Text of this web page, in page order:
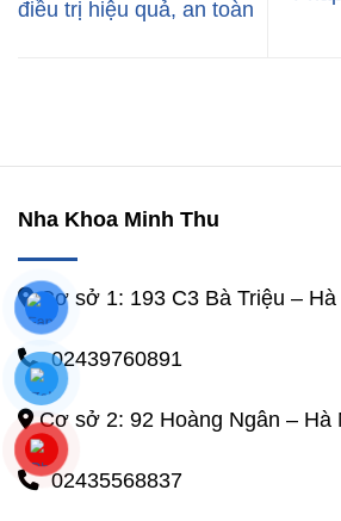
điều trị hiệu quả, an toàn
Nha Khoa Minh Thu
Cơ sở 1: 193 C3 Bà Triệu – Hà
02439760891
Cơ sở 2: 92 Hoàng Ngân – Hà
02435568837